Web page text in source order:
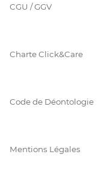
CGU / GGV
Charte Click&Care
Code de Déontologie
Mentions Légales